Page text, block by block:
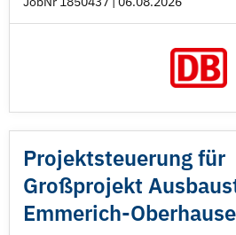
Projektsteuerung für
Großprojekt
Emmerich-